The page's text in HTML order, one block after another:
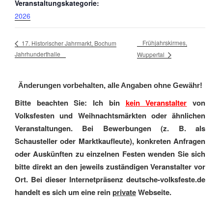
Veranstaltungskategorie:
2026
17. Historischer Jahrmarkt, Bochum
Jahrhunderthalle
Frühjahrskirmes,
Wuppertal
Änderungen vorbehalten, alle Angaben ohne Gewähr!
Bitte beachten Sie: Ich bin kein Veranstalter von
Volksfesten und Weihnachtsmärkten oder ähnlichen
Veranstaltungen. Bei Bewerbungen (z. B. als
Schausteller oder Marktkaufleute), konkreten Anfragen
oder Auskünften zu einzelnen Festen wenden Sie sich
bitte direkt an den jeweils zuständigen Veranstalter vor
Ort. Bei dieser Internetpräsenz deutsche-volksfeste.de
handelt es sich um eine reinprivateWebseite.